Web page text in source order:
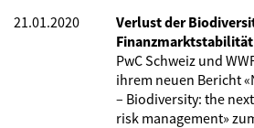
21.01.2020
Verlust der
Finanzmarktstabilität
PwC Schweiz und
ihrem neuen Bericht
– Biodiversity: the
risk management»